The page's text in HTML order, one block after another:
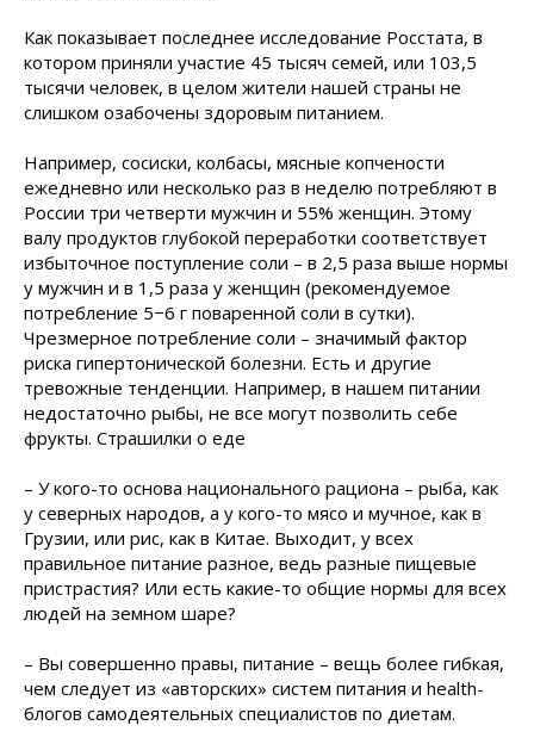
Как показывает последнее исследование Росстата, в
котором приняли участие 45 тысяч семей, или 103,5
тысячи человек, в целом жители нашей страны не
слишком озабочены здоровым питанием.
Например, сосиски, колбасы, мясные копчености
ежедневно или несколько раз в неделю потребляют в
России три четверти мужчин и 55% женщин. Этому
валу продуктов глубокой переработки соответствует
избыточное поступление соли – в 2,5 раза выше нормы
у мужчин и в 1,5 раза у женщин (рекомендуемое
потребление 5−6 г поваренной соли в сутки).
Чрезмерное потребление соли – значимый фактор
риска гипертонической болезни. Есть и другие
тревожные тенденции. Например, в нашем питании
недостаточно рыбы, не все могут позволить себе
фрукты. Страшилки о еде
– У кого-то основа национального рациона – рыба, как
у северных народов, а у кого-то мясо и мучное, как в
Грузии, или рис, как в Китае. Выходит, у всех
правильное питание разное, ведь разные пищевые
пристрастия? Или есть какие-то общие нормы для всех
людей на земном шаре?
– Вы совершенно правы, питание – вещь более гибкая,
чем следует из «авторских» систем питания и health-
блогов самодеятельных специалистов по диетам.